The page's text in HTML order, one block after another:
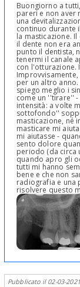
Buongiorno a
pareri e non aver
una
continuo durante
la masticazione.
il dente non era
punto il dentista,
tenermi il canale
con l'otturazione.
per un altro
spiego meglio i
come un ''tirare'' -
intensità: a volte
sottofondo''
masticazione, né
masticare mi
mi aiutasse -
sento dolore
periodo (da circa
quando apro gli
tutti mi hanno
bene e che non
radiografia e una
risolvere questo
Pubblicato il 02-03-2021